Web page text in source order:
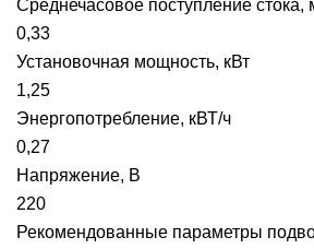
Среднечасовое поступление стока,
0,33
Установочная мощность, кВт
1,25
Энергопотребление, кВТ/ч
0,27
Напряжение, В
220
Рекомендованные параметры